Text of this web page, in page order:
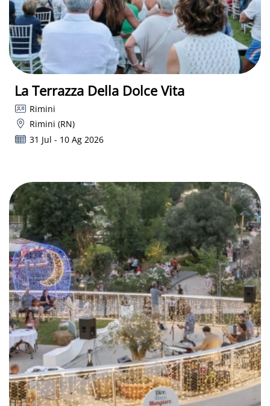
La Terrazza Della Dolce Vita
Rimini
Rimini (RN)
31 Jul - 10 Ag 2026